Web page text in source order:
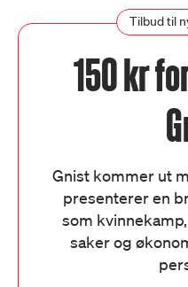
Tilbud til
150 kr
Gnist kommer ut
presenterer en
som
saker og